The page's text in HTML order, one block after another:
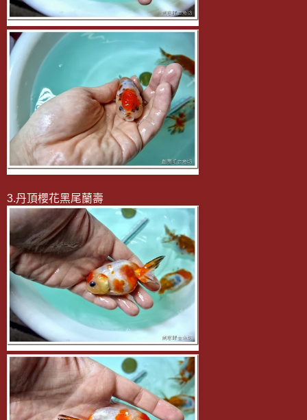
3.丹頂櫻花黑尾蘭壽